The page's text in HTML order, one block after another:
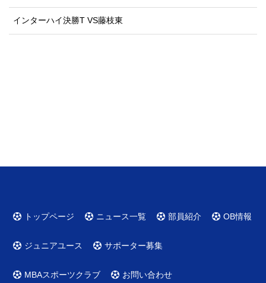
インターハイ決勝T VS藤枝東
トップページ ニュース一覧 部員紹介 OB情報
ジュニアユース サポーター募集
MBAスポーツクラブ お問い合わせ